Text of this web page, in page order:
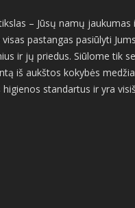
– Jūsų namų jaukumas
pastangas pasiūlyti
ir jų priedus. Siūlome tik
iš aukštos kokybės
standartus ir yra